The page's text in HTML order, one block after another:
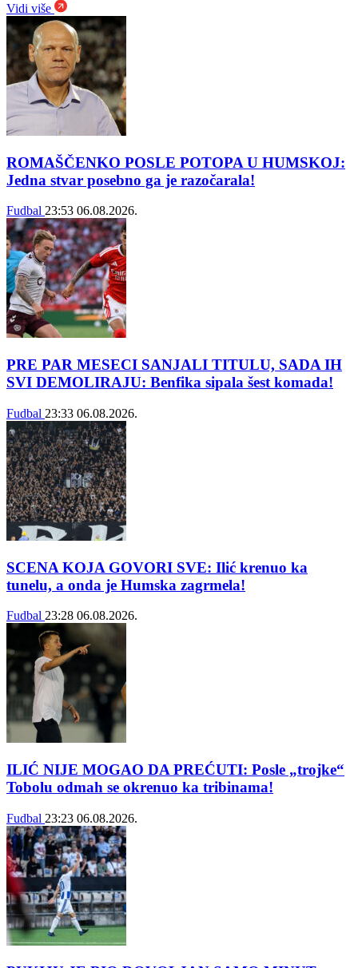
Vidi više
ROMAŠČENKO POSLE POTOPA U HUMSKOJ:
Jedna stvar posebno ga je razočarala!
Fudbal 23:53 06.08.2026.
PRE PAR MESECI SANJALI TITULU, SADA IH
SVI DEMOLIRAJU: Benfika sipala šest komada!
Fudbal 23:33 06.08.2026.
SCENA KOJA GOVORI SVE: Ilić krenuo ka
tunelu, a onda je Humska zagrmela!
Fudbal 23:28 06.08.2026.
ILIĆ NIJE MOGAO DA PREĆUTI: Posle „trojke“
Tobolu odmah se okrenuo ka tribinama!
Fudbal 23:23 06.08.2026.